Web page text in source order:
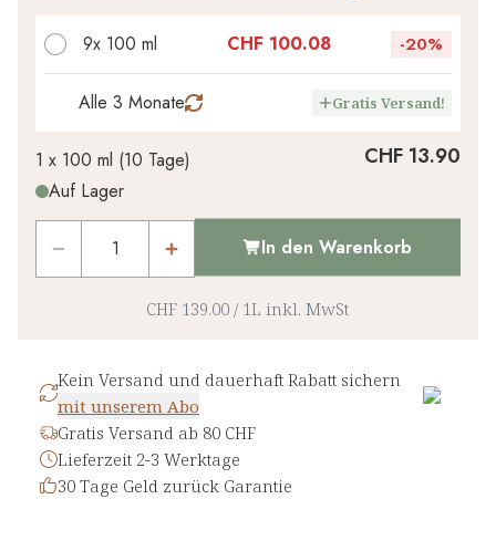
1 CHF 0.00
9x 100 ml CHF 100.08 -20%
Alle 3 Monate Gratis Versand!
1 x 100 ml (10 Tage)
Auf Lager
CHF 13.90
In den Warenkorb
CHF 139.00 / 1L inkl. MwSt
Kein Versand und dauerhaft Rabatt sichern
mit unserem Abo
Gratis Versand ab 80 CHF
Lieferzeit 2-3 Werktage
30 Tage Geld zurück Garantie